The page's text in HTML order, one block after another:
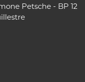
Petsche - BP 12